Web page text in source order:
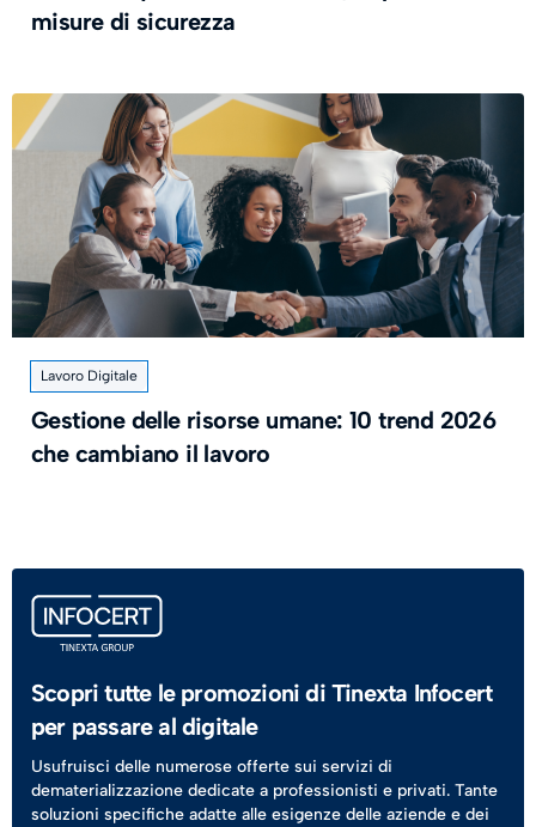
misure di sicurezza
Lavoro Digitale
Gestione delle risorse umane: 10 trend 2026
che cambiano il lavoro
Scopri tutte le promozioni di Tinexta Infocert
per passare al digitale
Usufruisci delle numerose offerte sui servizi di
dematerializzazione dedicate a professionisti e privati. Tante
soluzioni specifiche adatte alle esigenze delle aziende e dei